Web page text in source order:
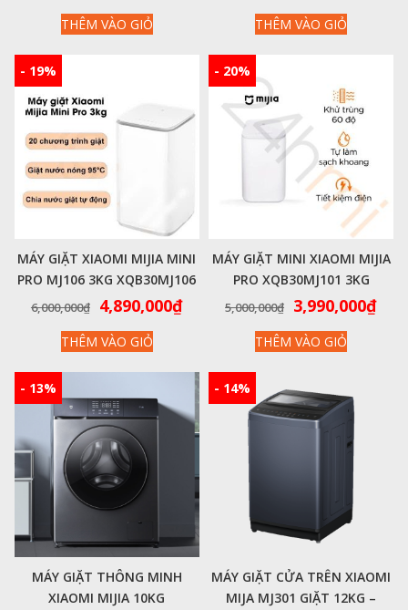
là:
25,650,000₫.
THÊM VÀO GIỎ
là:
THÊM VÀO GIỎ
- 19%
MÁY GIẶT XIAOMI MIJIA MINI
PRO MJ106 3KG XQB30MJ106
– KẾT NỐI APP VÀ GIẶT BẰNG
MỚI NHẤT 2025)
6,000,000₫
Giá
gốc
là:
6,000,000₫.
4,890,000₫Giá
là:
4,890,000₫.
THÊM VÀO GIỎ
- 20%
MÁY GIẶT MINI XIAOMI MIJIA
PRO XQB30MJ101 3KG
5,000,000₫
Giá
gốc
là:
3,990,000₫Giá
THÊM VÀO GIỎ
- 13%
MÁY GIẶT THÔNG MINH
XIAOMI MIJIA 10KG
- 14%
MÁY GIẶT CỬA TRÊN XIAOMI
MIJA MJ301 GIẶT 12KG –